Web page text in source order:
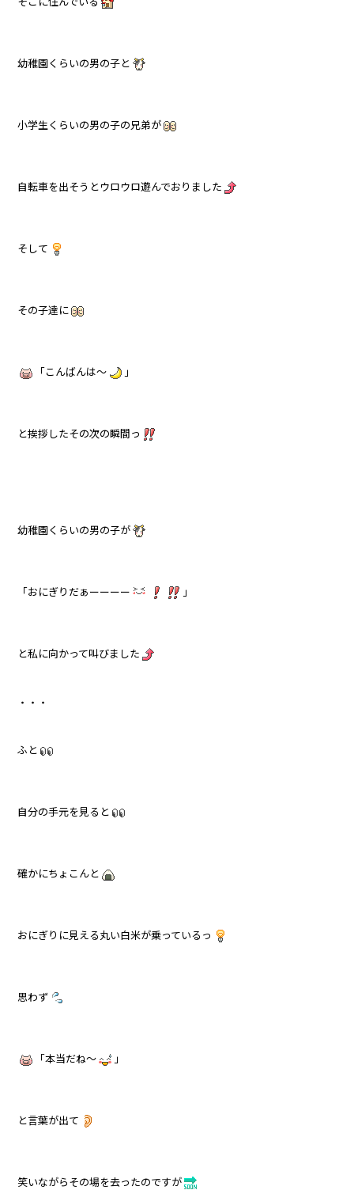
幼稚園くらいの男の子と
小学生くらいの男の子の兄弟が
自転車を出そうとウロウロ遊んでおりました
そして
その子達に
「こんばんは～ 」
と挨拶したその次の瞬間っ
幼稚園くらいの男の子が
「おにぎりだぁーーーー 」
と私に向かって叫びました
・・・
ふと
自分の手元を見ると
確かにちょこんと
おにぎりに見える丸い白米が乗っているっ
思わず
「本当だね～ 」
と言葉が出て
笑いながらその場を去ったのですが